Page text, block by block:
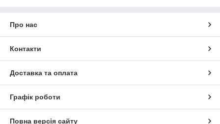
Про нас
Контакти
Доставка та оплата
Графік роботи
Повна версія сайту